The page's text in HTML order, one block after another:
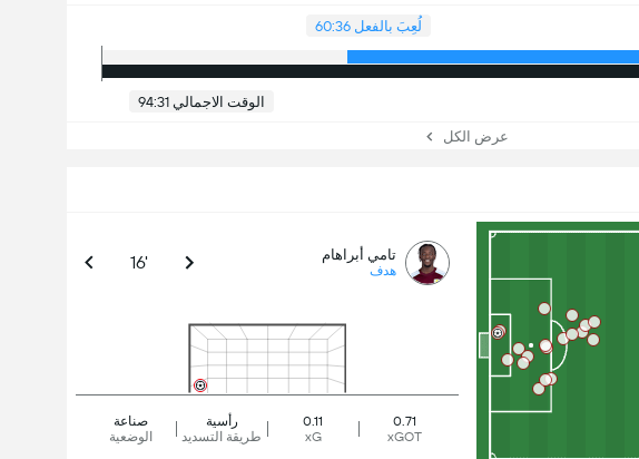
لُعِبَ بالفعل 60:36
الوقت الاجمالي 94:31
عرض الكل
تامي أبراهام
هدف 16'
صناعة
الوضعية
رأسية
طريقة التسديد
0.11
xG
0.71
xGOT